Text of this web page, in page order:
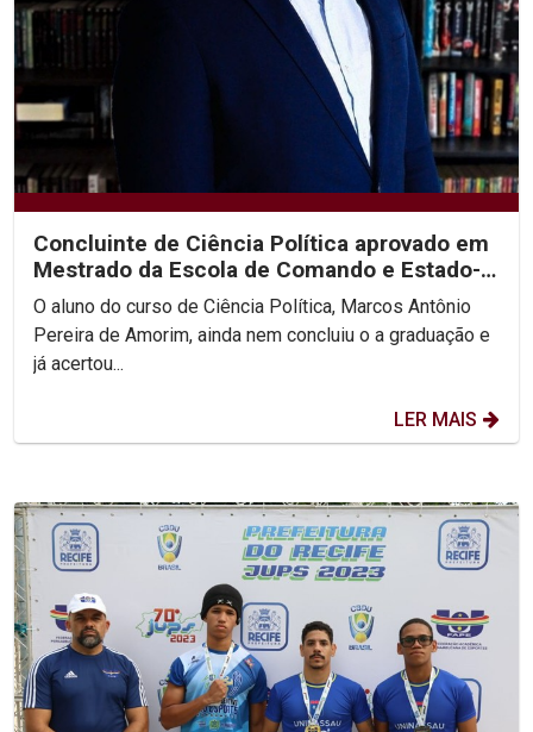
Concluinte de Ciência Política aprovado em
Mestrado da Escola de Comando e Estado-
Maior do Exército
O aluno do curso de Ciência Política, Marcos Antônio
Pereira de Amorim, ainda nem concluiu o a graduação e
já acertou...
LER MAIS